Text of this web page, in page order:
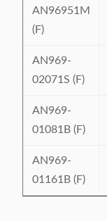
AN96951M
(F)
AN969-
02071S (F)
AN969-
01081B (F)
AN969-
01161B (F)